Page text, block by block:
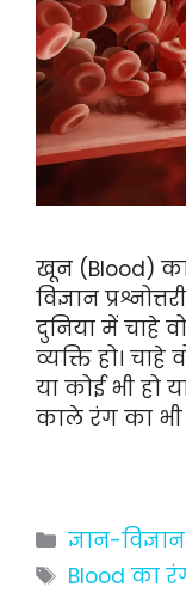
खून (Blood) का
विज्ञान
दुनिया में चाहे
व्यक्ति हो। चाहे
या कोई भी हो
काले रंग का भी
Categories
ज्ञान-विज्ञान
Tags
Blood का